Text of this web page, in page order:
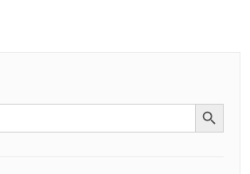
Search Button